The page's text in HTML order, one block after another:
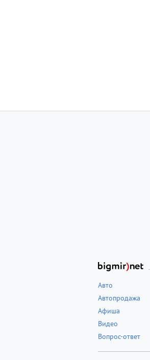
Авто
Автопродажа
Афиша
Видео
Вопрос-ответ